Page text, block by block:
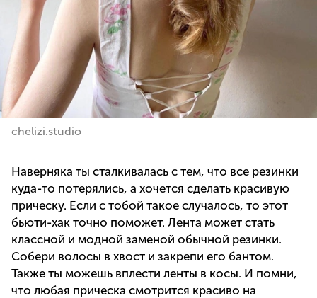
chelizi.studio
Наверняка ты сталкивалась с тем, что все резинки
куда-то потерялись, а хочется сделать красивую
прическу. Если с тобой такое случалось, то этот
бьюти-хак точно поможет. Лента может стать
классной и модной заменой обычной резинки.
Собери волосы в хвост и закрепи его бантом.
Также ты можешь вплести ленты в косы. И помни,
что любая прическа смотрится красиво на